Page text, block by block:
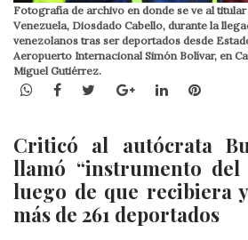
Fotografía de archivo en donde se ve al
Venezuela, Diosdado Cabello, durante la
venezolanos tras ser deportados desde
Aeropuerto Internacional Simón Bolívar, en
Miguel Gutiérrez.
WhatsApp
Facebook
TwitterGoogle+LinkedIn
Criticó al autócrata
llamó “instrumento del
luego de que recibiera
más de 261 deportados